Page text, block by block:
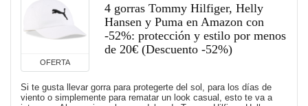
OFERTA
4 gorras Tommy Hilfiger, Helly
Hansen y Puma en Amazon con
-52%: protección y estilo por menos
de 20€ (Descuento -52%)
Si te gusta llevar gorra para protegerte del sol, para los días de
viento o simplemente para rematar un look casual, esto te va a